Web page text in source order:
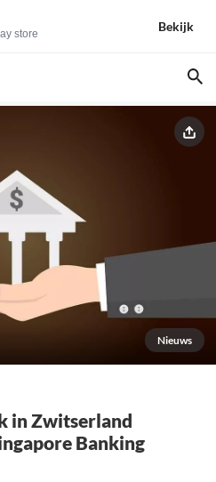
store
Bekijk
Nieuws
in Zwitserland
Banking